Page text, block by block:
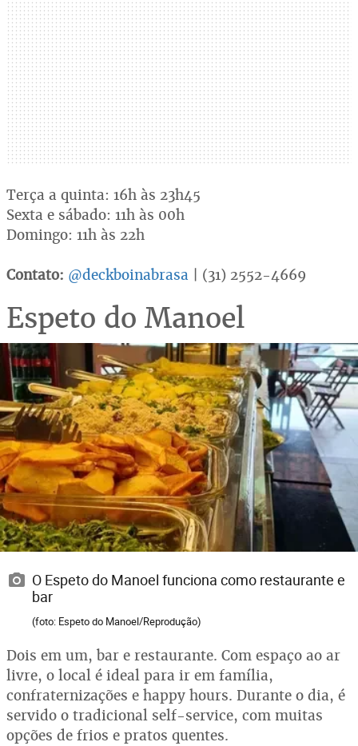
Terça a quinta: 16h às 23h45
Sexta e sábado: 11h às 00h
Domingo: 11h às 22h
Contato: @deckboinabrasa | (31) 2552-4669
Espeto do Manoel
O Espeto do Manoel funciona como restaurante e
bar
(foto: Espeto do Manoel/Reprodução)
Dois em um, bar e restaurante. Com espaço ao ar
livre, o local é ideal para ir em família,
confraternizações e happy hours. Durante o dia, é
servido o tradicional self-service, com muitas
opções de frios e pratos quentes.